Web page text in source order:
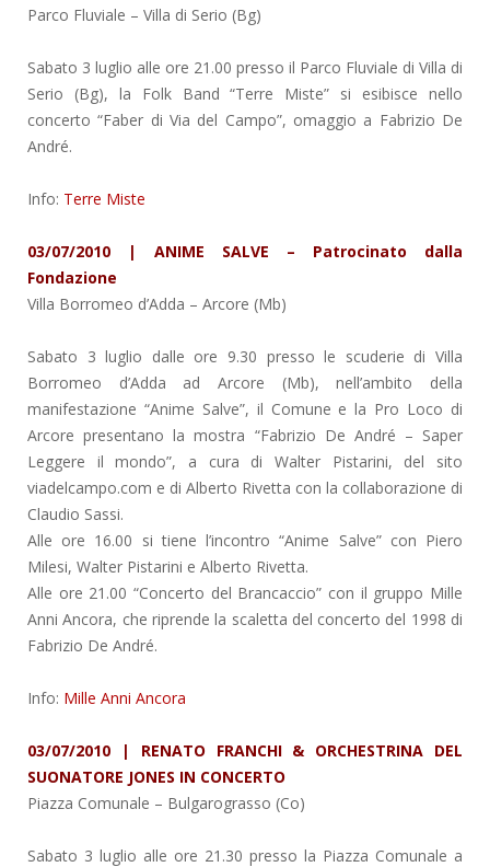
Parco Fluviale – Villa di Serio (Bg)
Sabato 3 luglio alle ore 21.00 presso il Parco Fluviale di Villa di
Serio (Bg), la Folk Band “Terre Miste” si esibisce nello
concerto “Faber di Via del Campo”, omaggio a Fabrizio De
André.
Info: Terre Miste
03/07/2010 | ANIME SALVE – Patrocinato dalla
Fondazione
Villa Borromeo d’Adda – Arcore (Mb)
Sabato 3 luglio dalle ore 9.30 presso le scuderie di Villa
Borromeo d’Adda ad Arcore (Mb), nell’ambito della
manifestazione “Anime Salve”, il Comune e la Pro Loco di
Arcore presentano la mostra “Fabrizio De André – Saper
Leggere il mondo”, a cura di Walter Pistarini, del sito
viadelcampo.com e di Alberto Rivetta con la collaborazione di
Claudio Sassi.
Alle ore 16.00 si tiene l’incontro “Anime Salve” con Piero
Milesi, Walter Pistarini e Alberto Rivetta.
Alle ore 21.00 “Concerto del Brancaccio” con il gruppo Mille
Anni Ancora, che riprende la scaletta del concerto del 1998 di
Fabrizio De André.
Info: Mille Anni Ancora
03/07/2010 | RENATO FRANCHI & ORCHESTRINA DEL
SUONATORE JONES IN CONCERTO
Piazza Comunale – Bulgarograsso (Co)
Sabato 3 luglio alle ore 21.30 presso la Piazza Comunale a